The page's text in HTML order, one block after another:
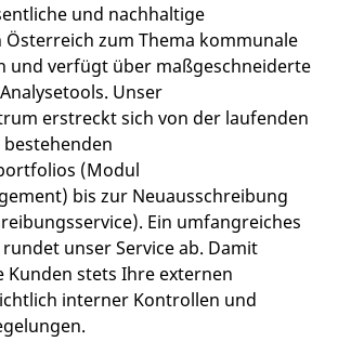
und nachhaltige
Österreich zum Thema kommunale
und verfügt über maßgeschneiderte
Unser
erstreckt sich von der laufenden
(Modul
bis zur Neuausschreibung
Ein umfangreiches
unser Service ab. Damit
Kunden stets Ihre externen
interner Kontrollen und